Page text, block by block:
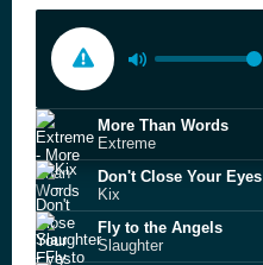
More Than Words
Extreme
Don't Close Your Eyes
Kix
Fly to the Angels
Slaughter